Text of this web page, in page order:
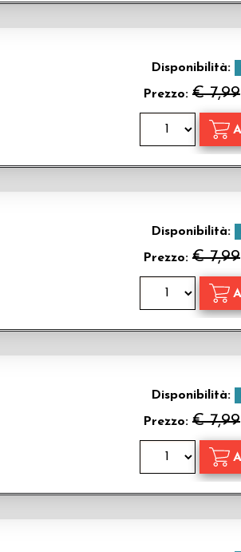
Disponibilità:
Prezzo: € 7,99
Disponibilità:
Prezzo: € 7,99
Disponibilità:
Prezzo: € 7,99